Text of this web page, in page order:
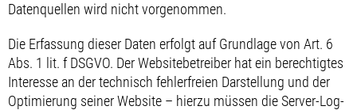
Datenquellen wird nicht vorgenommen.
Die Erfassung dieser Daten erfolgt auf Grundlage von Art. 6
Abs. 1 lit. f DSGVO. Der Websitebetreiber hat ein berechtigtes
Interesse an der technisch fehlerfreien Darstellung und der
Optimierung seiner Website – hierzu müssen die Server-Log-